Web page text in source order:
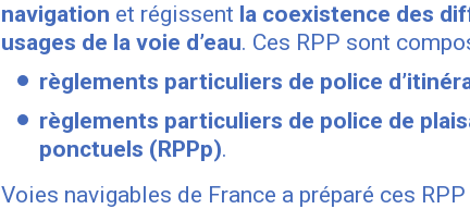
navigation et régissent la coexistence des
usages de la voie d’eau. Ces RPP sont
règlements particuliers de police
règlements particuliers de police de
ponctuels (RPPp).
Voies navigables de France a préparé ces